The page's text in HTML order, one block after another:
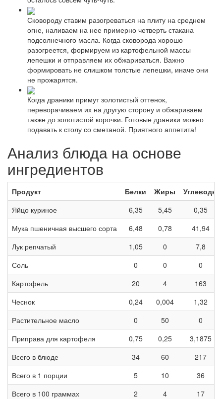
Сковороду ставим разогреваться на плиту на среднем
огне, наливаем на нее примерно четверть стакана
подсолнечного масла. Когда сковорода хорошо
разогреется, формируем из картофельной массы
лепешки и отправляем их обжариваться. Важно
формировать не слишком толстые лепешки, иначе они
не прожарятся.
Когда драники примут золотистый оттенок,
переворачиваем их на другую сторону и обжариваем
также до золотистой корочки. Готовые драники можно
подавать к столу со сметаной. Приятного аппетита!
Анализ блюда на основе
ингредиентов
Продукт Белки Жиры
Углеводы
Яйцо куриное
6,35 5,45
0,35
Мука пшеничная высшего сорта
6,48 0,78
41,94
Лук репчатый
1,05 0
7,8
Соль
0 0
0
Картофель
20 4
163
Чеснок
0,24 0,004
1,32
Растительное масло
0 50
0
Приправа для картофеля
0,75 0,25
3,1875
Всего в блюде
34 60
217
Всего в 1 порции
5 10
36
Всего в 100 граммах
2 4 17